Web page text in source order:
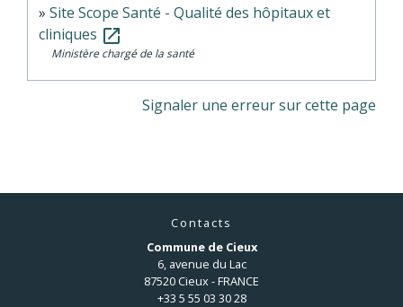
Site Scope Santé - Qualité des hôpitaux et
cliniques open_in_new
Ministère chargé de la santé
Signaler une erreur sur cette page
Contacts
Commune de Cieux
6, avenue du Lac
87520 Cieux - FRANCE
+33 5 55 03 30 28